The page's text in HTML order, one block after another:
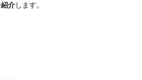
介します。